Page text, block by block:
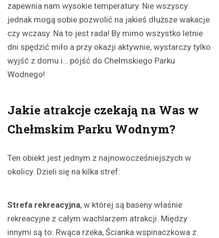
zapewnia nam wysokie temperatury. Nie wszyscy
jednak mogą sobie pozwolić na jakieś dłuższe wakacje
czy wczasy. Na to jest rada! By mimo wszystko letnie
dni spędzić miło a przy okazji aktywnie, wystarczy tylko
wyjść z domu i… pójść do Chełmskiego Parku
Wodnego!
Jakie atrakcje czekają na Was w
Chełmskim Parku Wodnym?
Ten obiekt jest jednym z najnowocześniejszych w
okolicy. Dzieli się na kilka stref:
Strefa rekreacyjna, w której są baseny właśnie
rekreacyjne z całym wachlarzem atrakcji. Między
innymi są to: Rwąca rzeka, Ścianka wspinaczkowa z